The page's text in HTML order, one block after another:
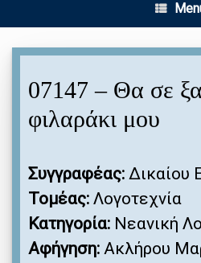
07147 – Θα σε
φιλαράκι μου
Συγγραφέας: Δικαίου
Τομέας: Λογοτεχνία
Κατηγορία: Νεανική
Αφήγηση: Ακλήρου